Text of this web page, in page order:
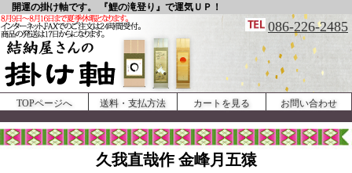
開運の掛け軸です。 『鯉の滝登り』で運気ＵＰ！
086-226-2485
TOPページへ 送料・支払方法 カートを見る お問い合わせ
久我直哉作 金峰月五猿